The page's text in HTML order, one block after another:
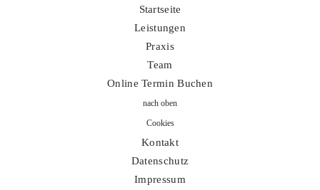
Startseite
Leistungen
Praxis
Team
Online Termin Buchen
nach oben
Cookies
Kontakt
Datenschutz
Impressum